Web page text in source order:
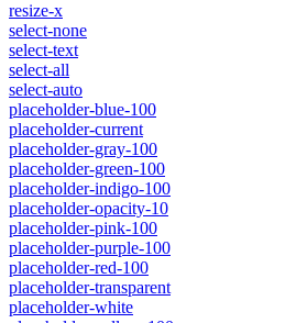
resize-x
select-none
select-text
select-all
select-auto
placeholder-blue-100
placeholder-current
placeholder-gray-100
placeholder-green-100
placeholder-indigo-100
placeholder-opacity-10
placeholder-pink-100
placeholder-purple-100
placeholder-red-100
placeholder-transparent
placeholder-white